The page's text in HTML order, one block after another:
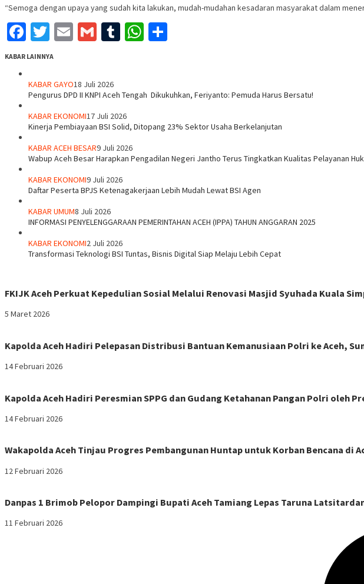
“Semoga dengan upaya yang sudah kita lakukan, mudah-mudahan kesadaran masyarakat dalam
Facebook
Twitter
EmailGmailTumblrWhatsApp
KABAR LAINNYA
KABAR GAYO18 Juli 2026
‎Pengurus DPD II KNPI Aceh Tengah Dikukuhkan, Feriyanto: Pemuda Harus Bersatu!
KABAR EKONOMI17 Juli 2026
Kinerja Pembiayaan BSI Solid, Ditopang 23% Sektor Usaha Berkelanjutan
KABAR ACEH BESAR9 Juli 2026
Wabup Aceh Besar Harapkan Pengadilan Negeri Jantho Terus Tingkatkan Kualitas Pelayanan
KABAR EKONOMI9 Juli 2026
Daftar Peserta BPJS Ketenagakerjaan Lebih Mudah Lewat BSI Agen
KABAR UMUM8 Juli 2026
INFORMASI PENYELENGGARAAN PEMERINTAHAN ACEH (IPPA) TAHUN ANGGARAN 2025
KABAR EKONOMI2 Juli 2026
Transformasi Teknologi BSI Tuntas, Bisnis Digital Siap Melaju Lebih Cepat
FKIJK Aceh Perkuat Kepedulian Sosial Melalui Renovasi Masjid Syuhada Kuala
5 Maret 2026
Kapolda Aceh Hadiri Pelepasan Distribusi Bantuan Kemanusiaan Polri ke Aceh,
14 Februari 2026
Kapolda Aceh Hadiri Peresmian SPPG dan Gudang Ketahanan Pangan Polri oleh
14 Februari 2026
Wakapolda Aceh Tinjau Progres Pembangunan Huntap untuk Korban Bencana di
12 Februari 2026
Danpas 1 Brimob Pelopor Dampingi Bupati Aceh Tamiang Lepas Taruna
11 Februari 2026